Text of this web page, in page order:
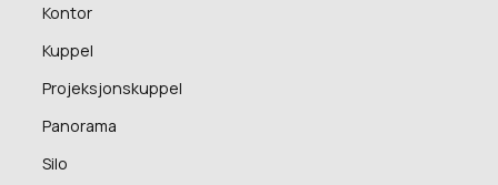
Kontor
Kuppel
Projeksjonskuppel
Panorama
Silo